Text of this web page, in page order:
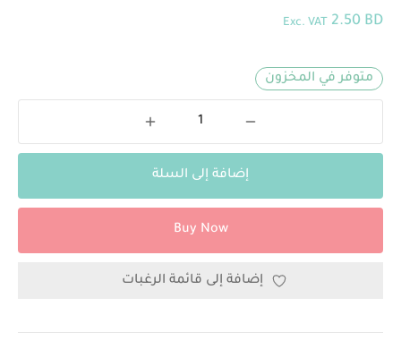
2.50 BD
Exc. VAT
متوفر في المخزون
إضافة إلى السلة
Buy Now
إضافة إلى قائمة الرغبات